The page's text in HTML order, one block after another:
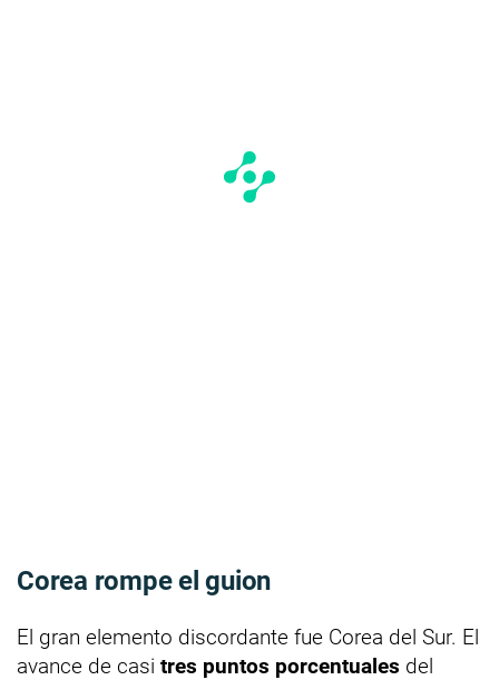
Corea rompe el guion
El gran elemento discordante fue Corea del Sur. El
avance de casi tres puntos porcentuales del